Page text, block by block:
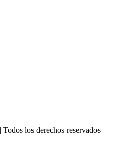
los derechos reservados